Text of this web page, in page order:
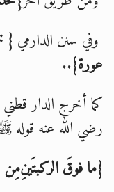
وفي سنن الدارمي {
عورة}..
كما أخرج الدار
رضي الله عنه
{ما فوقَ الركبتَينِمِن